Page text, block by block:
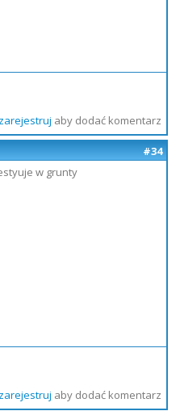
zarejestruj aby dodać komentarz
#34
w grunty
zarejestruj aby dodać komentarz